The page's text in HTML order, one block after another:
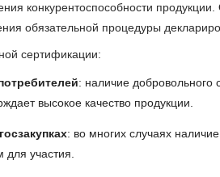
конкурентоспособности
обязательной процедуры
сертификации:
: наличие
высокое качество продукции.
: во многих случаях
участия.